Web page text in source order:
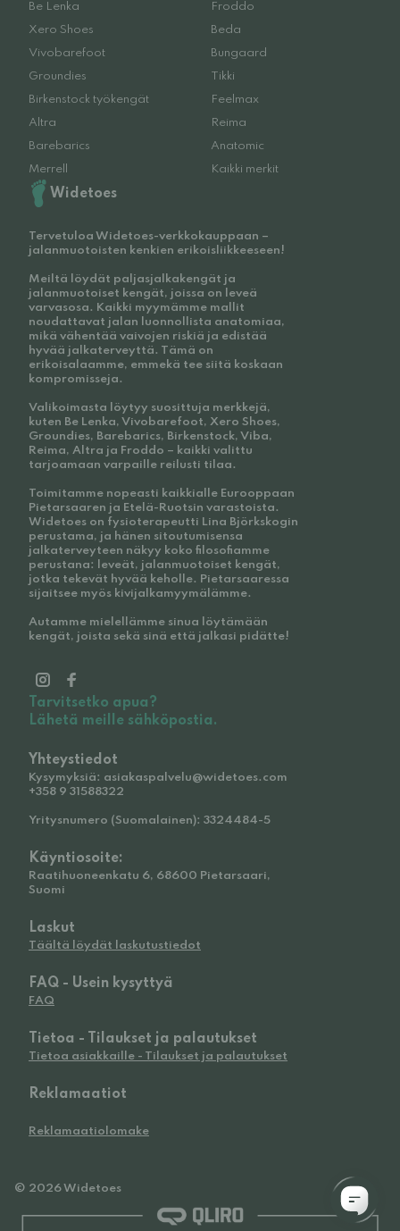
Be Lenka
Froddo
Xero Shoes
Beda
Vivobarefoot
Bungaard
Groundies
Tikki
Birkenstock työkengät
Feelmax
Altra
Reima
Barebarics
Anatomic
Merrell
Kaikki merkit
Widetoes
Tervetuloa Widetoes-verkkokauppaan –
jalanmuotoisten kenkien erikoisliikkeeseen!
Meiltä löydät paljasjalkakengät ja
jalanmuotoiset kengät, joissa on leveä
varvasosa. Kaikki myymämme mallit
noudattavat jalan luonnollista anatomiaa,
mikä vähentää vaivojen riskiä ja edistää
hyvää jalkaterveyttä. Tämä on
erikoisalaamme, emmekä tee siitä koskaan
kompromisseja.
Valikoimasta löytyy suosittuja merkkejä,
kuten Be Lenka, Vivobarefoot, Xero Shoes,
Groundies, Barebarics, Birkenstock, Viba,
Reima, Altra ja Froddo – kaikki valittu
tarjoamaan varpaille reilusti tilaa.
Toimitamme nopeasti kaikkialle Eurooppaan
Pietarsaaren ja Etelä-Ruotsin varastoista.
Widetoes on fysioterapeutti Lina Björkskogin
perustama, ja hänen sitoutumisensa
jalkaterveyteen näkyy koko filosofiamme
perustana: leveät, jalanmuotoiset kengät,
jotka tekevät hyvää keholle. Pietarsaaressa
sijaitsee myös kivijalkamyymälämme.
Autamme mielellämme sinua löytämään
kengät, joista sekä sinä että jalkasi pidätte!
Tarvitsetko apua?
Lähetä meille sähköpostia.
Yhteystiedot
Kysymyksiä: asiakaspalvelu@widetoes.com
+358 9 31588322
Yritysnumero (Suomalainen): 3324484-5
Käyntiosoite:
Raatihuoneenkatu 6, 68600 Pietarsaari,
Suomi
Laskut
Täältä löydät laskutustiedot
FAQ - Usein kysyttyä
FAQ
Tietoa - Tilaukset ja palautukset
Tietoa asiakkaille - Tilaukset ja palautukset
Reklamaatiot
Reklamaatiolomake
© 2026 Widetoes